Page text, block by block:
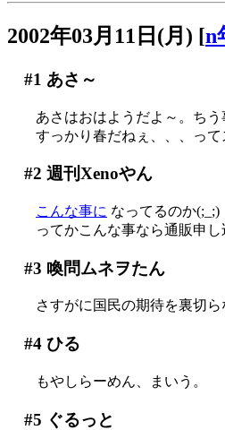
2002年03月11日(月) [n
#1 あさ～
あさはおはようだよ～。ちう
すっかり春だねぇ、、、っ
#2 週刊Xenoやん
こんな事に なってるのか(;_;)
ってかこんな事なら通販申
#3 喚問ムネヲたん
さすがに国民の期待を裏切ら
#4ひる
もやしらーめん、まいう。
#5 ぐるっと